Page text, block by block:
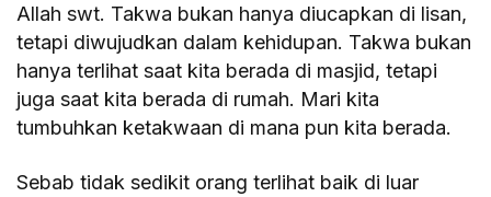
Allah swt. Takwa bukan hanya diucapkan di lisan,
tetapi diwujudkan dalam kehidupan. Takwa bukan
hanya terlihat saat kita berada di masjid, tetapi
juga saat kita berada di rumah. Mari kita
tumbuhkan ketakwaan di mana pun kita berada.​​​​​​
Sebab tidak sedikit orang terlihat baik di luar